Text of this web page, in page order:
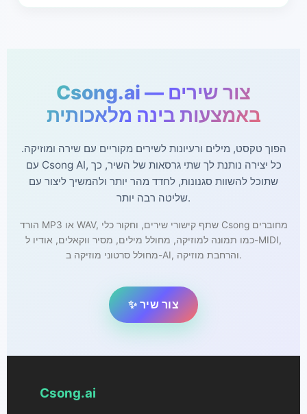
Csong.ai — צור שירים
באמצעות בינה מלאכותית
הפוך טקסט, מילים ורעיונות לשירים מקוריים עם שירה ומוזיקה.
עם Csong AI, כל יצירה נותנת לך שתי גרסאות של השיר, כך
שתוכל להשוות סגנונות, לחדד מהר יותר ולהמשיך ליצור עם
שליטה רבה יותר.
הורד MP3 או WAV, שתף קישורי שירים, וחקור כלי Csong מחוברים
כמו תמונה למוזיקה, מחולל מילים, מסיר ווקאלים, אודיו ל-MIDI,
מחולל סרטוני מוזיקה ב-AI, והרחבת מוזיקה.
✨ צור שיר
Csong.ai